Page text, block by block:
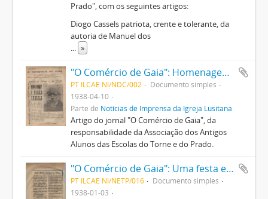
Prado", com os seguintes artigos:
Diogo Cassels patriota, crente e tolerante, da
autoria de Manuel dos
... »
"O Comércio de Gaia": Homenagem a Diogo Cassels
PT ILCAE NI/NDC/002
Documento simples
1938-04-10
Parte de Notícias de Imprensa da Igreja Lusitana
Artigo do jornal "O Comércio de Gaia", da
responsabilidade da Associação dos Antigos
Alunos das Escolas do Torne e do Prado.
"O Comércio de Gaia": Uma festa escolar no Torne
PT ILCAE NI/NETP/016
Documento simples
1938-01-03